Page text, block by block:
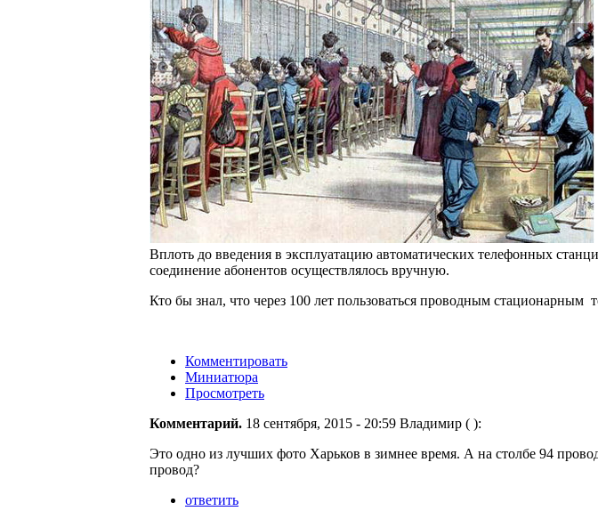
Вплоть до введения в эксплуатацию автоматических телефонных
соединение абонентов осуществлялось вручную.
Кто бы знал, что через 100 лет пользоваться проводным стационарным
Комментировать
Миниатюра
Просмотреть
Комментарий. 18 сентября, 2015 - 20:59 Владимир ( ):
Это одно из лучших фото Харьков в зимнее время. А на столбе 94
провод?
ответить